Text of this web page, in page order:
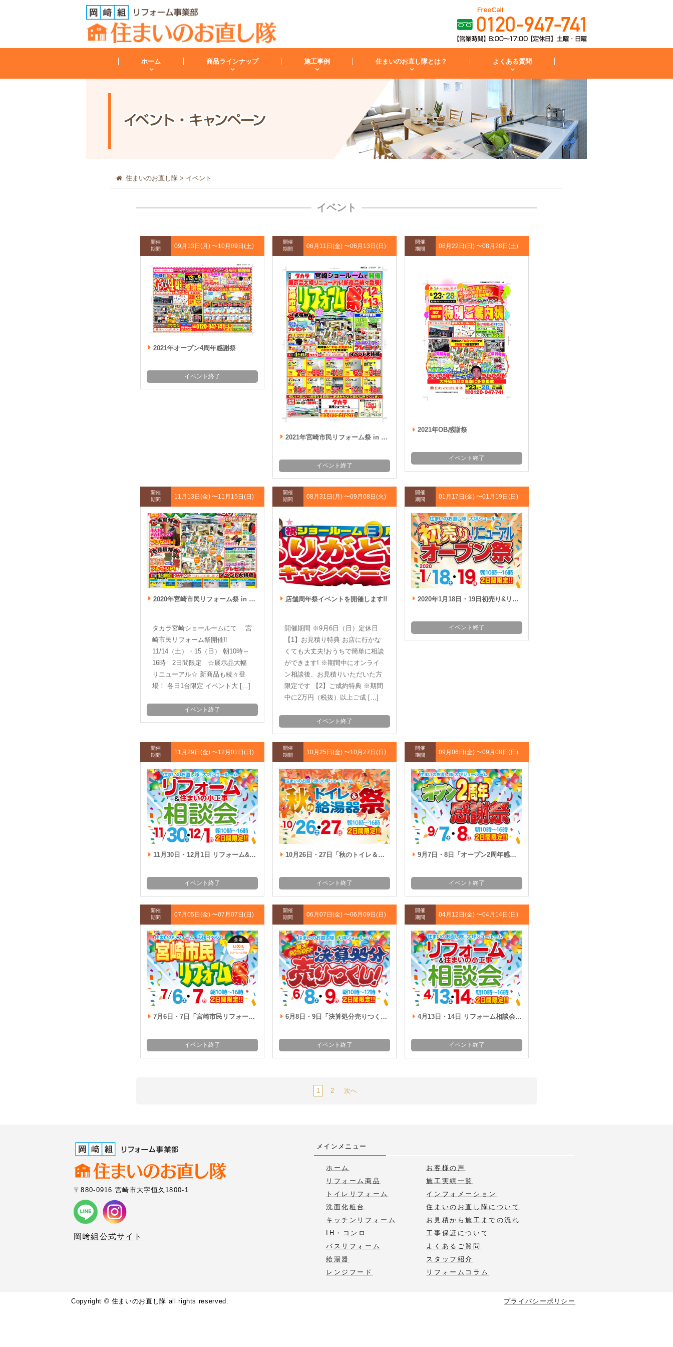
ホーム 商品ラインナップ
レンジフード IH・コンロ
施工事例
洗面化粧台 コンロ
内装 外構・庭
その他
住まいのお直し隊とは？
お客様の声 お見積から施工までの流れ
よくある質問
住まいのお直し隊> イベント
イベント
開催
期間
09月13日(月) 〜10月09日(土)
2021年オープン4周年感謝祭
イベント終了
開催
期間
06月11日(金) 〜06月13日(日)
2021年宮崎市民リフォーム祭 in タカラ宮崎ショールーム 6月12日・13日
イベント終了
開催
期間
08月22日(日) 〜08月28日(土)
2021年OB感謝祭
イベント終了
開催
期間
11月13日(金) 〜11月15日(日)
2020年宮崎市民リフォーム祭 in タカラ宮崎ショールーム 11月14日・15日
タカラ宮崎ショールームにて 宮
崎市民リフォーム祭開催‼
11/14（土）・15（日） 朝10時～
16時 2日間限定 ☆展示品大幅
リニューアル☆ 新商品も続々登
場！ 各日1台限定 イベント大 […]
イベント終了
開催
期間
08月31日(月) 〜09月08日(火)
店舗周年祭イベントを開催します!!
開催期間 ※9月6日（日）定休日
【1】お見積り特典 お店に行かな
くても大丈夫!おうちで簡単に相談
ができます! ※期間中にオンライ
ン相談後、お見積りいただいた方
限定です 【2】ご成約特典 ※期間
中に2万円（税抜）以上ご成 […]
イベント終了
開催
期間
01月17日(金) 〜01月19日(日)
2020年1月18日・19日初売り&リニューアルオープン祭!!
イベント終了
開催
期間
11月29日(金) 〜12月01日(日)
11月30日・12月1日 リフォーム&住まいの小工事相談会開催!!
イベント終了
開催
期間
10月25日(金) 〜10月27日(日)
10月26日・27日「秋のトイレ＆給湯器祭」開催!!
イベント終了
開催
期間
09月06日(金) 〜09月08日(日)
9月7日・8日「オープン2周年感謝祭」開催!!
イベント終了
開催
期間
07月05日(金) 〜07月07日(日)
7月6日・7日「宮崎市民リフォーム祭」開催!!
イベント終了
開催
期間
06月07日(金) 〜06月09日(日)
6月8日・9日「決算処分売りつくし」開催!!
イベント終了
開催
期間
04月12日(金) 〜04月14日(日)
4月13日・14日 リフォーム相談会開催!!
イベント終了
1 2 次へ
〒880-0916 宮崎市大字恒久1800-1
岡﨑組公式サイト
メインメニュー
ホーム
リフォーム商品
トイレリフォーム
洗面化粧台
キッチンリフォーム
IH・コンロ
バスリフォーム
給湯器
レンジフード
お客様の声
施工実績一覧
インフォメーション
住まいのお直し隊について
お見積から施工までの流れ
工事保証について
よくあるご質問
スタッフ紹介
リフォームコラム
Copyright © 住まいのお直し隊 all rights reserved. プライバシーポリシー